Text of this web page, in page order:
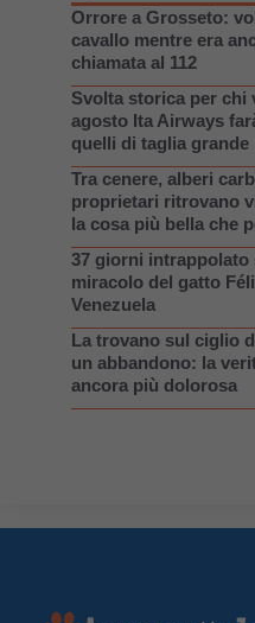
Orrore a Grosseto:
cavallo mentre era
chiamata al 112
Svolta storica per chi
agosto Ita Airways
quelli di taglia grande
Tra cenere, alberi
proprietari ritrovano
la cosa più bella che
37 giorni intrappolato
miracolo del gatto
Venezuela
La trovano sul ciglio
un abbandono: la
ancora più dolorosa